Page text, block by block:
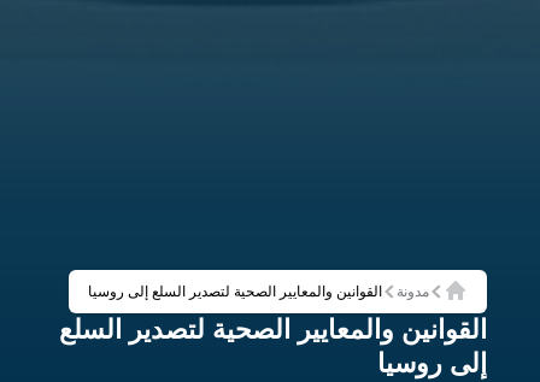
الرئيسية
مدونة القوانين والمعايير الصحية لتصدير السلع إلى روسيا
القوانين والمعايير الصحية لتصدير السلع
إلى روسيا